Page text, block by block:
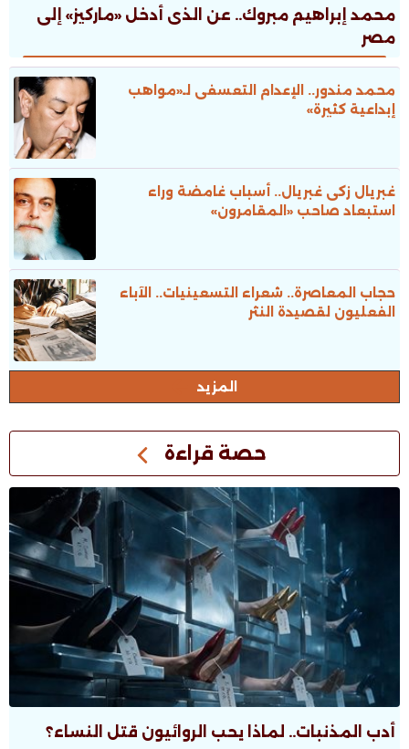
محمد إبراهيم مبروك.. عن الذى أدخل «ماركيز» إلى
مصر
محمد مندور.. الإعدام التعسفى لـ«مواهب
إبداعية كثيرة»
غبريال زكى غبريال.. أسباب غامضة وراء
استبعاد صاحب «المقامرون»
حجاب المعاصرة.. شعراء التسعينيات.. الآباء
الفعليون لقصيدة النثر
المزيد
حصة قراءة
أدب المذنبات.. لماذا يحب الروائيون قتل النساء؟